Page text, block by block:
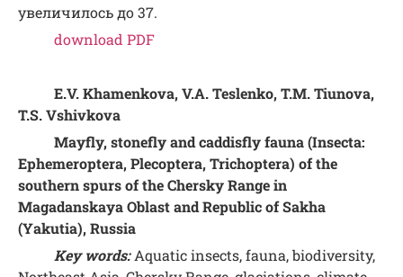
увеличилось до 37.
download PDF
E.V. Khamenkova, V.A. Teslenko, T.M. Tiunova,
T.S. Vshivkova
Mayfly, stonefly and caddisfly fauna (Insecta:
Ephemeroptera, Plecoptera, Trichoptera) of the
southern spurs of the Chersky Range in
Magadanskaya Oblast and Republic of Sakha
(Yakutia), Russia
Key words:Aquatic insects, fauna, biodiversity,